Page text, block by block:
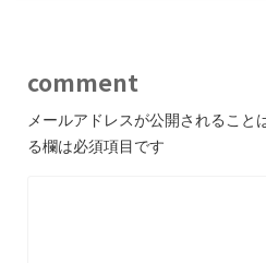
comment
メールアドレスが公開されること
る欄は必須項目です